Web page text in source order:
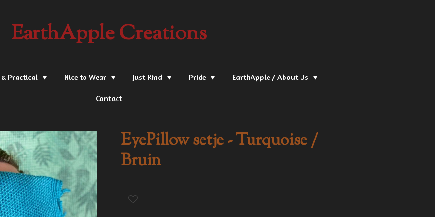
EarthApple Creations
Practical Nice to Wear Just Kind Pride EarthApple / About Us
Contact
EyePillow setje - Turquoise /
Bruin